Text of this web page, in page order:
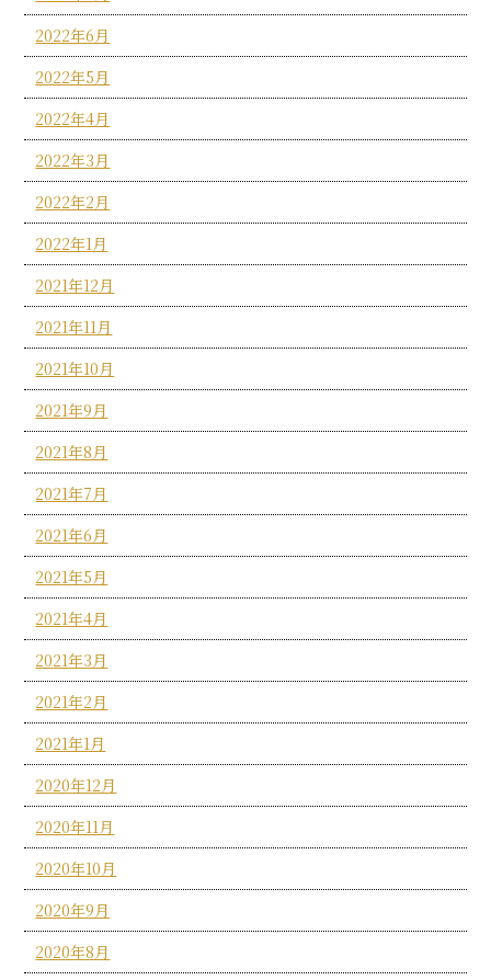
2022年6月
2022年5月
2022年4月
2022年3月
2022年2月
2022年1月
2021年12月
2021年11月
2021年10月
2021年9月
2021年8月
2021年7月
2021年6月
2021年5月
2021年4月
2021年3月
2021年2月
2021年1月
2020年12月
2020年11月
2020年10月
2020年9月
2020年8月